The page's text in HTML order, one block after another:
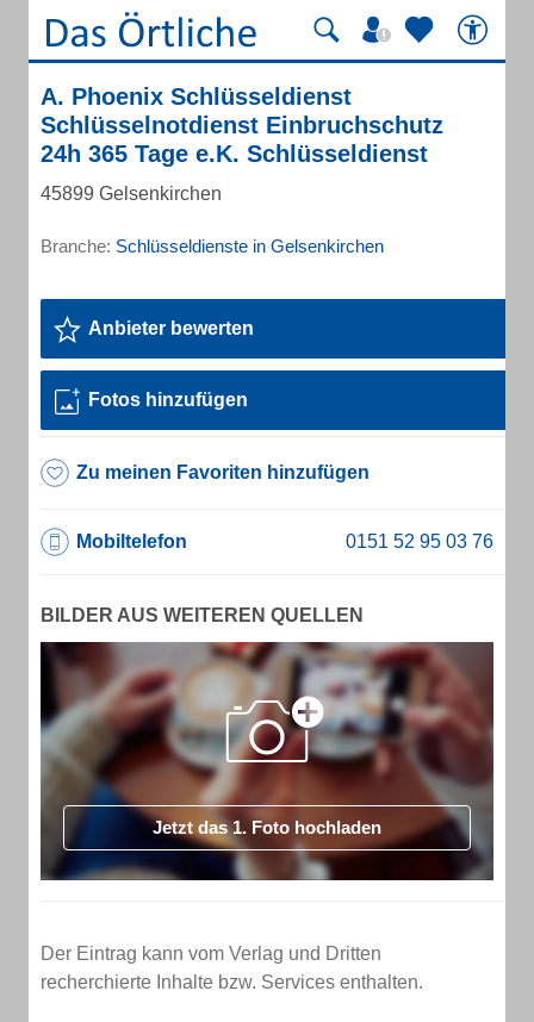
A. Phoenix Schlüsseldienst
Schlüsselnotdienst Einbruchschutz
24h 365 Tage e.K. Schlüsseldienst
45899 Gelsenkirchen
Branche: Schlüsseldienste in Gelsenkirchen
Anbieter bewerten
Fotos hinzufügen
Zu meinen Favoriten hinzufügen
Mobiltelefon
BILDER AUS WEITEREN QUELLEN
Jetzt das 1. Foto hochladen
Der Eintrag kann vom Verlag und Dritten
recherchierte Inhalte bzw. Services enthalten.